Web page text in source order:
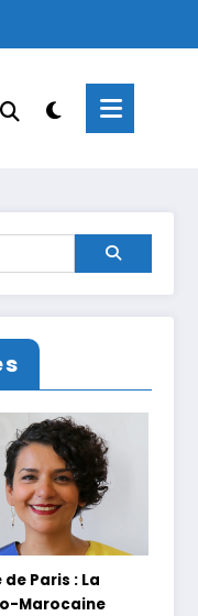
de Paris : La
Marocaine